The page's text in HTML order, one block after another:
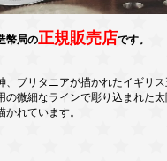
幣局の正規販売店です。
ブリタニアが描かれたイギリ
の微細なラインで彫り込まれた
れています。